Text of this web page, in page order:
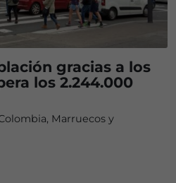
gracias a los
los 2.244.000
Marruecos y